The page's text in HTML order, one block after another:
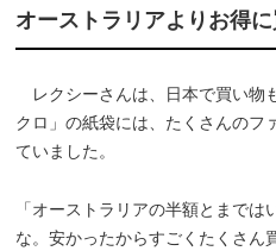
オーストラリアよりお得
レクシーさんは、日本で買い物
クロ」の紙袋には、たくさんのフ
ていました。
「オーストラリアの半額とまで
な。安かったからすごくたくさん